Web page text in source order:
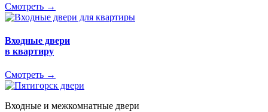
Смотреть →
Входные двери
в квартиру
Смотреть →
Входные и межкомнатные двери